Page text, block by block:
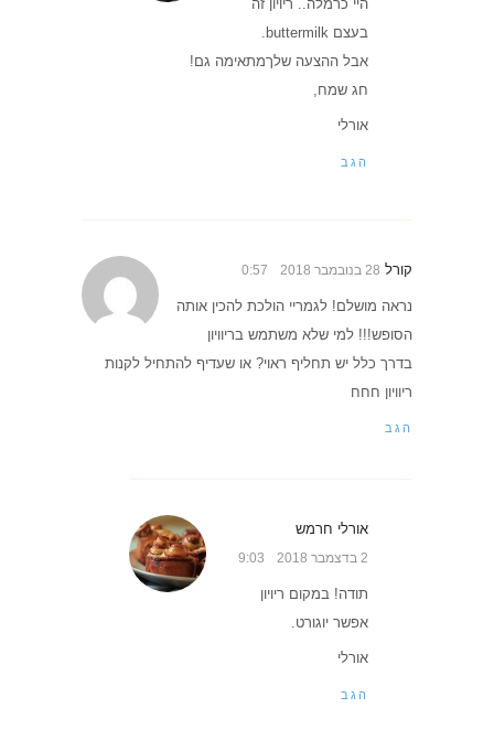
היי כרמלה.. ריויון זה
בעצם buttermilk.
אבל ההצעה שלךמתאימה גם!
חג שמח,
אורלי
הגב
קורל 28 בנובמבר 2018 0:57
נראה מושלם! לגמריי הולכת להכין אותה
הסופש!!! למי שלא משתמש בריוויון
בדרך כלל יש תחליף ראוי? או שעדיף להתחיל לקנות
ריוויון חחח
הגב
אורלי חרמש
2 בדצמבר 2018 9:03
תודה! במקום ריויון
אפשר יוגורט.
אורלי
הגב